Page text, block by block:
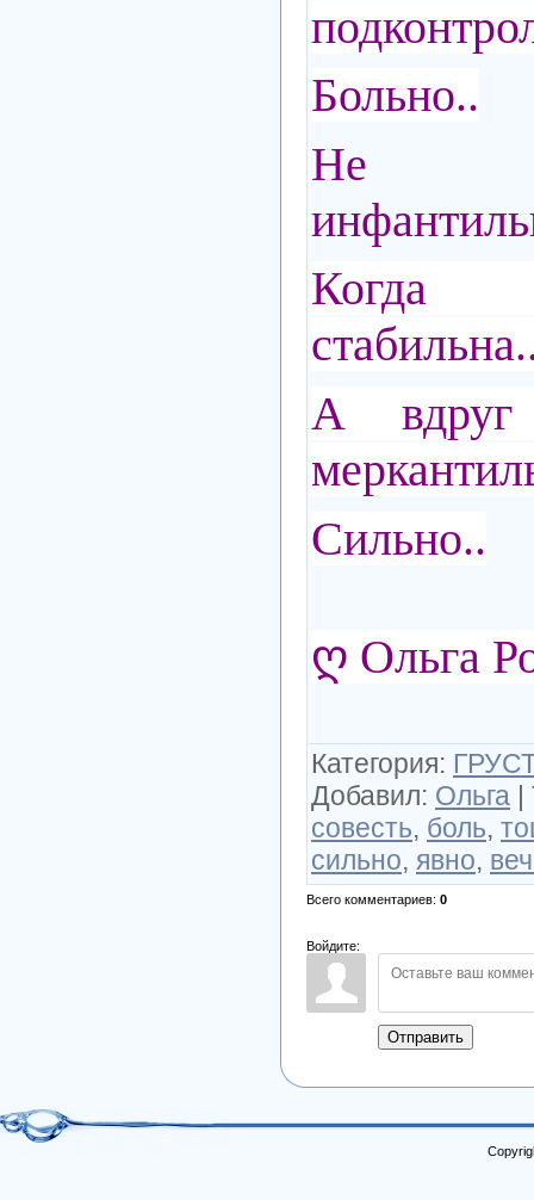
Больно..
Не
Когда
А вдруг
Сильно..
ღ Ольга
Категория:
Добавил: Ольга |
совесть, боль,
сильно, явно,
Всего комментариев: 0
Войдите:
Отправить